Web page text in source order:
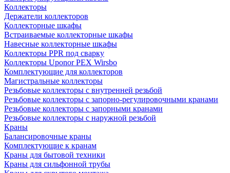
Коллекторы
Держатели коллекторов
Коллекторные шкафы
Встраиваемые коллекторные шкафы
Навесные коллекторные шкафы
Коллекторы PPR под сварку
Коллекторы Uponor PEX Wirsbo
Комплектующие для коллекторов
Магистральные коллекторы
Резьбовые коллекторы с внутренней резьбой
Резьбовые коллекторы с запорно-регулировочными кранами
Резьбовые коллекторы с запорными кранами
Резьбовые коллекторы с наружной резьбой
Краны
Балансировочные краны
Комплектующие к кранам
Краны для бытовой техники
Краны для сильфонной трубы